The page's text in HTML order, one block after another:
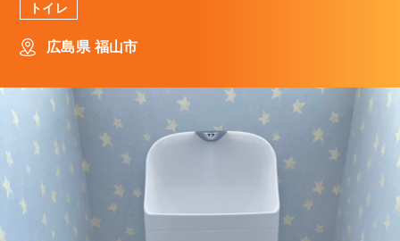
トイレ
広島県 福山市